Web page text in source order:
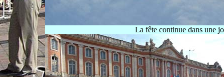
La fête continue dans une